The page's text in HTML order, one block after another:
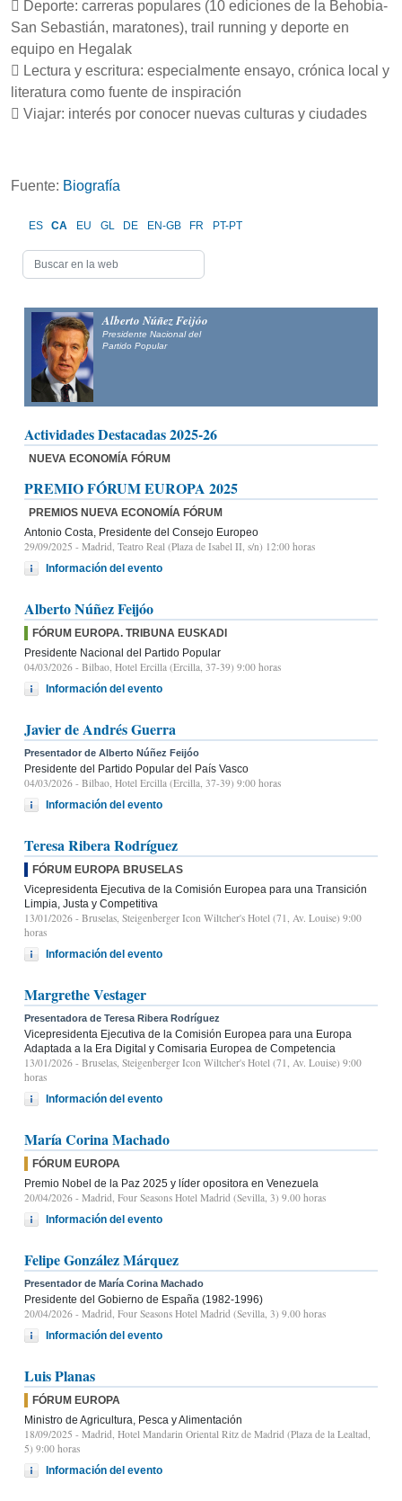
 Deporte: carreras populares (10 ediciones de la Behobia-
San Sebastián, maratones), trail running y deporte en
equipo en Hegalak
 Lectura y escritura: especialmente ensayo, crónica local y
literatura como fuente de inspiración
 Viajar: interés por conocer nuevas culturas y ciudades
Fuente: Biografía
ES CA EU GL DE EN-GB FR PT-PT
Alberto Núñez Feijóo
Presidente Nacional del
Partido Popular
Actividades Destacadas 2025-26
NUEVA ECONOMÍA FÓRUM
PREMIO FÓRUM EUROPA 2025
PREMIOS NUEVA ECONOMÍA FÓRUM
Antonio Costa, Presidente del Consejo Europeo
29/09/2025 - Madrid, Teatro Real (Plaza de Isabel II, s/n) 12:00 horas
Información del evento
Alberto Núñez Feijóo
FÓRUM EUROPA. TRIBUNA EUSKADI
Presidente Nacional del Partido Popular
04/03/2026 - Bilbao, Hotel Ercilla (Ercilla, 37-39) 9:00 horas
Información del evento
Javier de Andrés Guerra
Presentador de Alberto Núñez Feijóo
Presidente del Partido Popular del País Vasco
04/03/2026 - Bilbao, Hotel Ercilla (Ercilla, 37-39) 9:00 horas
Información del evento
Teresa Ribera Rodríguez
FÓRUM EUROPA BRUSELAS
Vicepresidenta Ejecutiva de la Comisión Europea para una Transición
Limpia, Justa y Competitiva
13/01/2026 - Bruselas, Steigenberger Icon Wiltcher's Hotel (71, Av. Louise) 9:00
horas
Información del evento
Margrethe Vestager
Presentadora de Teresa Ribera Rodríguez
Vicepresidenta Ejecutiva de la Comisión Europea para una Europa
Adaptada a la Era Digital y Comisaria Europea de Competencia
13/01/2026 - Bruselas, Steigenberger Icon Wiltcher's Hotel (71, Av. Louise) 9:00
horas
Información del evento
María Corina Machado
FÓRUM EUROPA
Premio Nobel de la Paz 2025 y líder opositora en Venezuela
20/04/2026 - Madrid, Four Seasons Hotel Madrid (Sevilla, 3) 9.00 horas
Información del evento
Felipe González Márquez
Presentador de María Corina Machado
Presidente del Gobierno de España (1982-1996)
20/04/2026 - Madrid, Four Seasons Hotel Madrid (Sevilla, 3) 9.00 horas
Información del evento
Luis Planas
FÓRUM EUROPA
Ministro de Agricultura, Pesca y Alimentación
18/09/2025 - Madrid, Hotel Mandarin Oriental Ritz de Madrid (Plaza de la Lealtad,
5) 9:00 horas
Información del evento